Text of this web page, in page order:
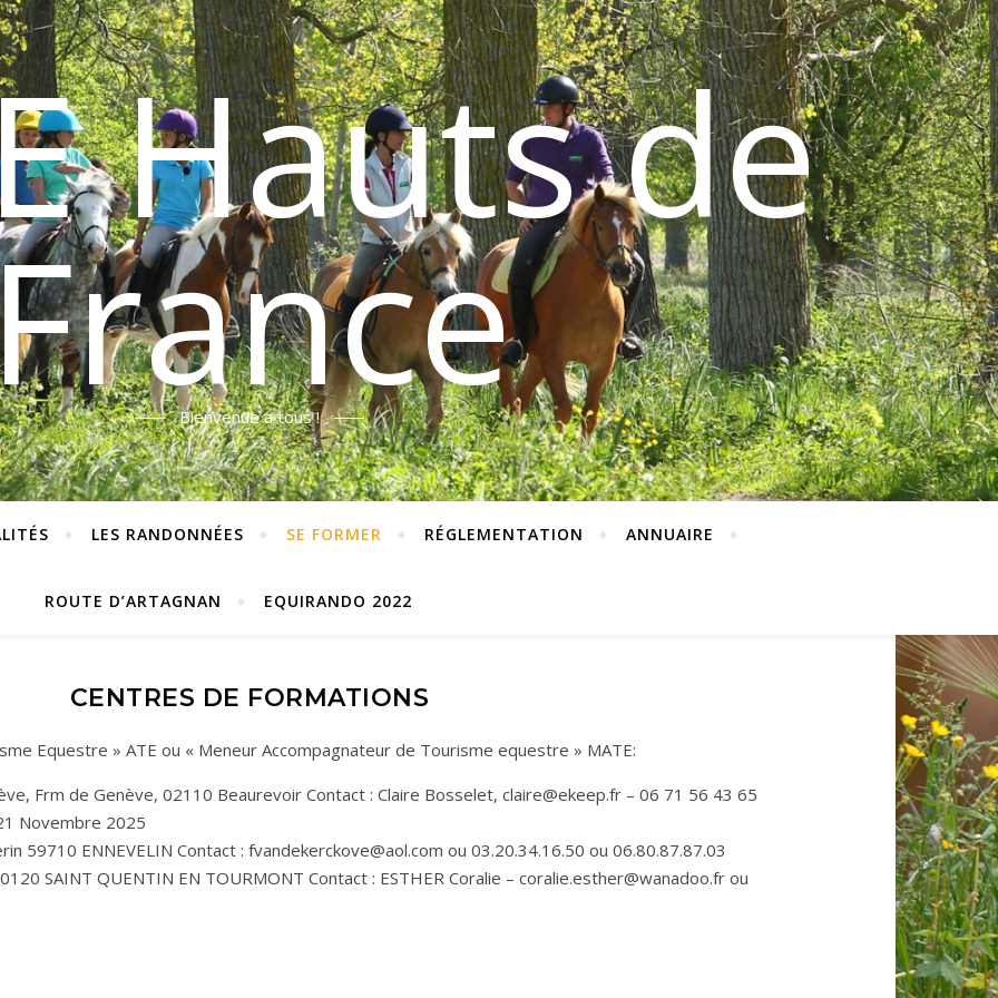
Hauts de
Bienvenue a tous !
LES RANDONNÉES SE FORMER RÉGLEMENTATION ANNUAIRE
ROUTE D’ARTAGNAN EQUIRANDO 2022
CENTRES DE FORMATIONS
Equestre » ATE ou « Meneur Accompagnateur de Tourisme equestre » MATE:
Frm de Genève, 02110 Beaurevoir Contact : Claire Bosselet, claire@ekeep.fr – 06 71 56 43 65
Novembre 2025
59710 ENNEVELIN Contact : fvandekerckove@aol.com ou 03.20.34.16.50 ou 06.80.87.87.03
SAINT QUENTIN EN TOURMONT Contact : ESTHER Coralie – coralie.esther@wanadoo.fr ou